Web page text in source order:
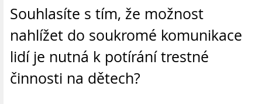
Souhlasíte s tím, že možnost
nahlížet do soukromé komunikace
lidí je nutná k potírání trestné
činnosti na dětech?